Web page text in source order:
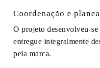
Coordenação e
O projeto desenvolveu-se
entregue integralmente
pela marca.